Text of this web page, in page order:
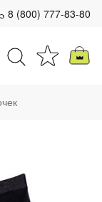
8 (800) 777-83-80